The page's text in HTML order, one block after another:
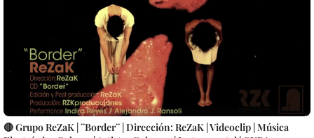
🔴 Grupo ReZaK | ¨Border¨ | Dirección: ReZaK | Videoclip | Música